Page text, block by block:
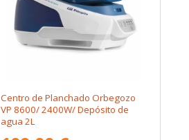
Centro de Planchado Orbegozo
VP 8600/ 2400W/ Depósito de
agua 2L